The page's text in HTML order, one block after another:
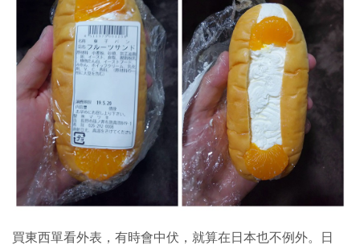
IT Times
生成式AI與雲端應用
Enterprise Digital Transformation
買東西單看外表，有時會中伏，就算在日本也不例外。日